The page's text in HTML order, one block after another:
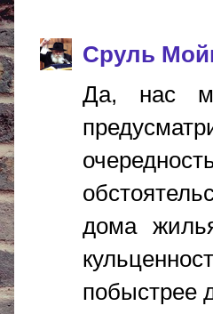
Сруль
Да, нас
дома
побыстрее